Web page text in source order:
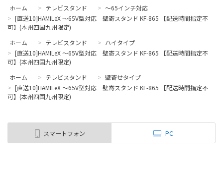
ホーム
> テレビスタンド > ～65インチ対応
> [直送10]HAMILeX ～65V型対応 壁寄スタンド KF-865 【配送時間指定不
可】(本州四国九州限定)
ホーム
> テレビスタンド > ハイタイプ
> [直送10]HAMILeX ～65V型対応 壁寄スタンド KF-865 【配送時間指定不
可】(本州四国九州限定)
ホーム
> テレビスタンド > 壁寄せタイプ
> [直送10]HAMILeX ～65V型対応 壁寄スタンド KF-865 【配送時間指定不
可】(本州四国九州限定)
スマートフォン PC